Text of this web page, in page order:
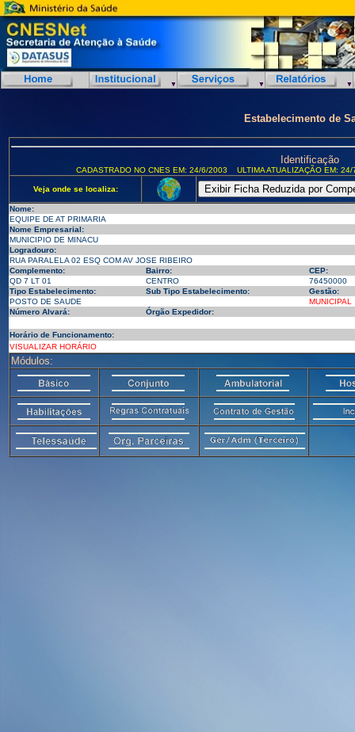
Estabelecimento de
Identificação
CADASTRADO NO CNES EM: 24/6/2003 ULTIMA ATUALIZAÇÃO EM:
Veja onde se localiza:
Nome:
EQUIPE DE AT PRIMARIA
Nome Empresarial:
MUNICIPIO DE MINACU
Logradouro:
RUA PARALELA 02 ESQ COM AV JOSE RIBEIRO
Complemento:
Bairro:
CEP:
QD 7 LT 01
CENTRO
76450000
Tipo Estabelecimento:
Sub Tipo Estabelecimento:
Gestão:
POSTO DE SAUDE
MUNICIPAL
Número Alvará:
Órgão Expedidor:
Horário de Funcionamento:
VISUALIZAR HORÁRIO
Módulos: